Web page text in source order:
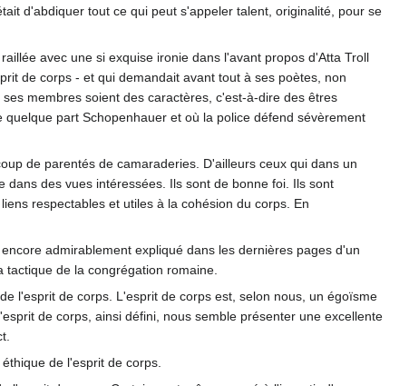
d'abdiquer tout ce qui peut s'appeler talent, originalité, pour se
avec une si exquise ironie dans l'avant propos d'Atta Troll
de corps - et qui demandait avant tout à ses poètes, non
membres soient des caractères, c'est-à-dire des êtres
part Schopenhauer et où la police défend sévèrement
de parentés de camaraderies. D'ailleurs ceux qui dans un
des vues intéressées. Ils sont de bonne foi. Ils sont
respectables et utiles à la cohésion du corps. En
admirablement expliqué dans les dernières pages d'un
de la congrégation romaine.
l'esprit de corps. L'esprit de corps est, selon nous, un égoïsme
de corps, ainsi défini, nous semble présenter une excellente
de l'esprit de corps.